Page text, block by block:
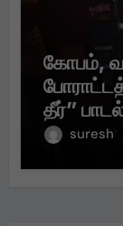
கோபம்,
தீர்”
suresh